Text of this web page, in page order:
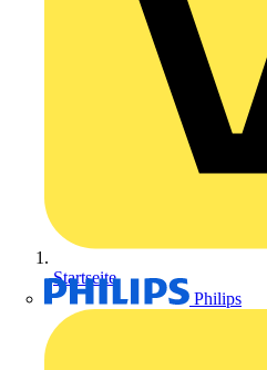
Philips
Startseite